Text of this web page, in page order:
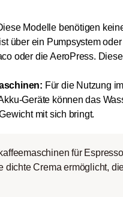
Modelle benötigen
über ein Pumpsystem
oder die AeroPress.
Für die Nutzung
Geräte können das
mit sich bringt.
für
dichte Crema ermöglicht,